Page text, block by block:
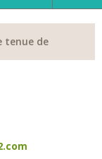
tenue de